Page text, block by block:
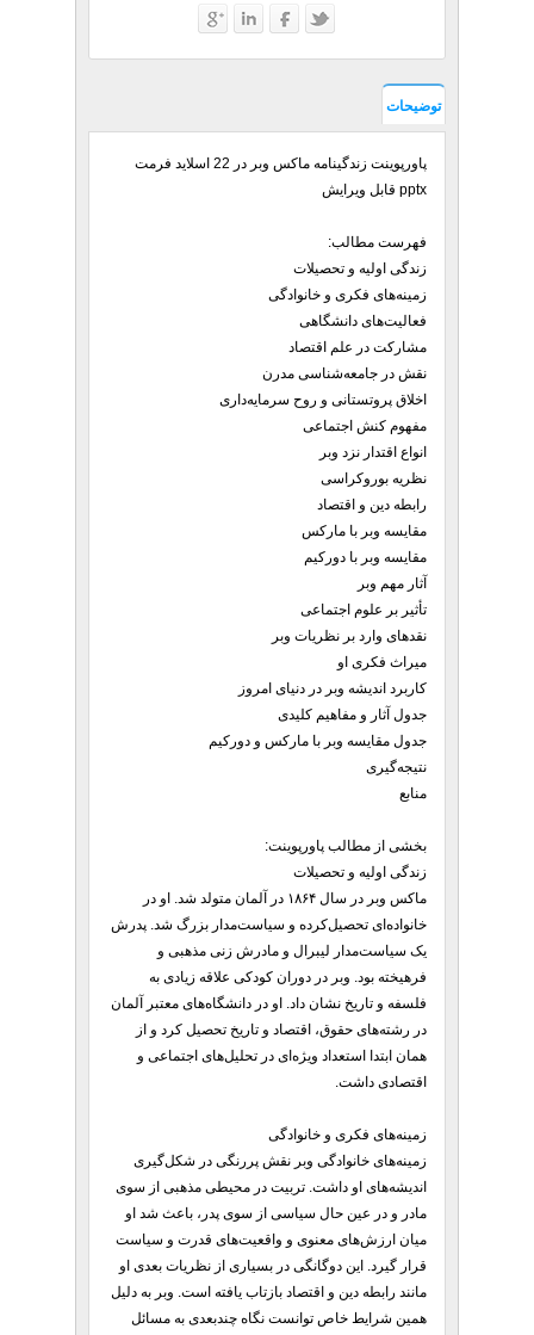
توضیحات
پاورپوینت زندگینامه ماکس وبر در 22 اسلاید فرمت
pptx قابل ویرایش
فهرست مطالب:
زندگی اولیه و تحصیلات
زمینه‌های فکری و خانوادگی
فعالیت‌های دانشگاهی
مشارکت در علم اقتصاد
نقش در جامعه‌شناسی مدرن
اخلاق پروتستانی و روح سرمایه‌داری
مفهوم کنش اجتماعی
انواع اقتدار نزد وبر
نظریه بوروکراسی
رابطه دین و اقتصاد
مقایسه وبر با مارکس
مقایسه وبر با دورکیم
آثار مهم وبر
تأثیر بر علوم اجتماعی
نقدهای وارد بر نظریات وبر
میراث فکری او
کاربرد اندیشه وبر در دنیای امروز
جدول آثار و مفاهیم کلیدی
جدول مقایسه وبر با مارکس و دورکیم
نتیجه‌گیری
منابع
بخشی از مطالب پاورپوینت:
زندگی اولیه و تحصیلات
ماکس وبر در سال ۱۸۶۴ در آلمان متولد شد. او در
خانواده‌ای تحصیل‌کرده و سیاست‌مدار بزرگ شد. پدرش
یک سیاست‌مدار لیبرال و مادرش زنی مذهبی و
فرهیخته بود. وبر در دوران کودکی علاقه زیادی به
فلسفه و تاریخ نشان داد. او در دانشگاه‌های معتبر آلمان
در رشته‌های حقوق، اقتصاد و تاریخ تحصیل کرد و از
همان ابتدا استعداد ویژه‌ای در تحلیل‌های اجتماعی و
اقتصادی داشت.
زمینه‌های فکری و خانوادگی
زمینه‌های خانوادگی وبر نقش پررنگی در شکل‌گیری
اندیشه‌های او داشت. تربیت در محیطی مذهبی از سوی
مادر و در عین حال سیاسی از سوی پدر، باعث شد او
میان ارزش‌های معنوی و واقعیت‌های قدرت و سیاست
قرار گیرد. این دوگانگی در بسیاری از نظریات بعدی او
مانند رابطه دین و اقتصاد بازتاب یافته است. وبر به دلیل
همین شرایط خاص توانست نگاه چندبعدی به مسائل